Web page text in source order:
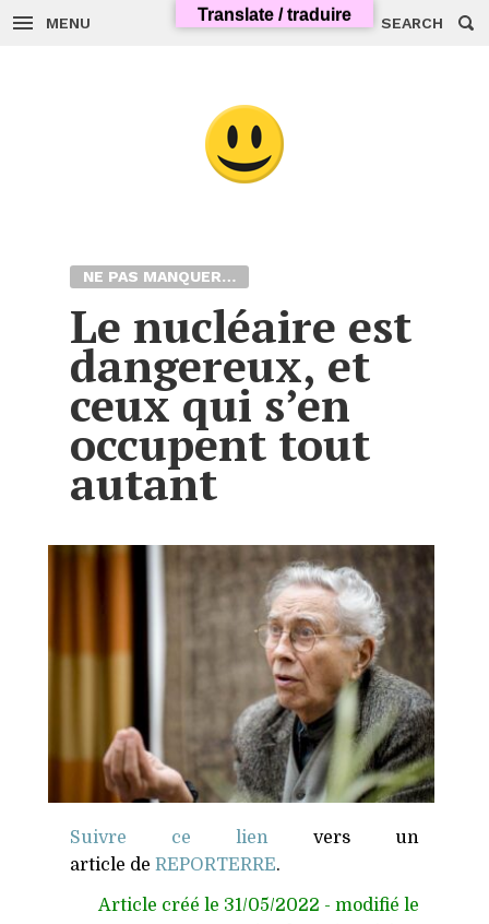
to
MENU SEARCH
NE PAS MANQUER…
Le nucléaire est
dangereux, et
ceux qui s’en
occupent tout
autant
Suivre ce lien vers un
article de REPORTERRE.
Article créé le 31/05/2022 - modifié le
Translate / traduire